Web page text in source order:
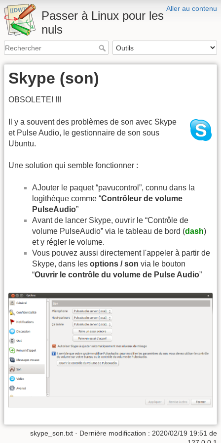
Aller au contenu
Passer à Linux pour les
nuls
Skype (son)
OBSOLETE! !!!
Il y a souvent des problèmes de son avec Skype
et Pulse Audio, le gestionnaire de son sous
Ubuntu.
Une solution qui semble fonctionner :
AJouter le paquet “pavucontrol”, connu dans la
logithèque comme “Contrôleur de volume
PulseAudio”
Avant de lancer Skype, ouvrir le “Contrôle de
volume PulseAudio” via le tableau de bord (dash)
et y régler le volume.
Vous pouvez aussi directement l'appeler à partir de
Skype, dans les options / son via le bouton
“Ouvrir le contrôle du volume de Pulse Audio”
skype_son.txt · Dernière modification : 2020/02/19 19:51 de